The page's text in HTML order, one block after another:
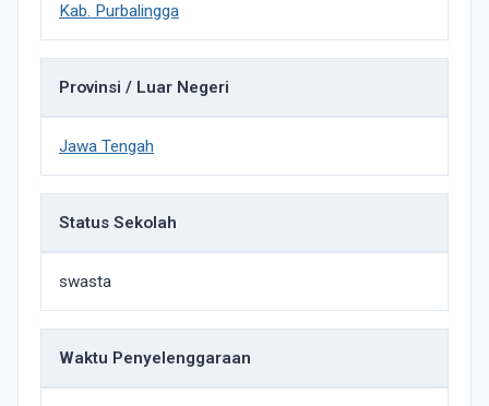
Kab. Purbalingga
Provinsi / Luar Negeri
Jawa Tengah
Status Sekolah
swasta
Waktu Penyelenggaraan